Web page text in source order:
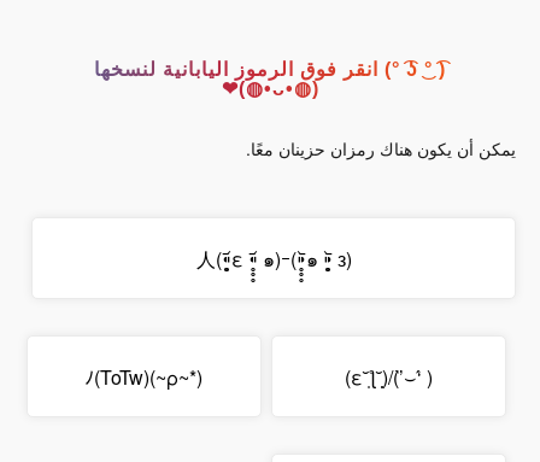
( ͡° ͜ʖ ͡°) انقر فوق الرموز اليابانية لنسخها
(◍•ᴗ•◍)❤
يمكن أن يكون هناك رمزان حزينان معًا.
(๑ ⁍̥̥̥᷅ ᴈ⁍̥̥̥᷅)人(⁌̥̥̥᷄ε ⁌̥̥̥᷄ ๑)ｰ
( ‘́⌣’̀)/(˘̩̩ε˘̩ƪ)
(*~ρ~)ﾉ(ToTw)